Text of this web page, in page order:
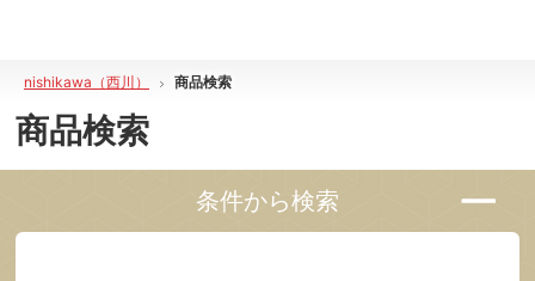
nishikawa（西川） 商品検索
商品検索
条件から検索